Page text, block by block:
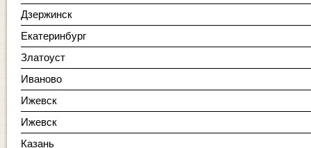
Дзержинск
Екатеринбург
Златоуст
Иваново
Ижевск
Ижевск
Казань